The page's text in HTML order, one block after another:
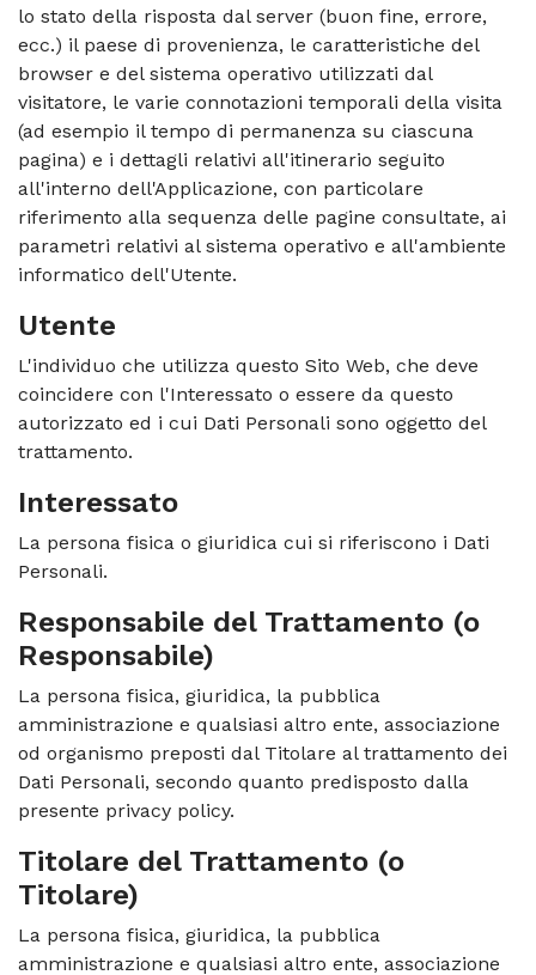
lo stato della risposta dal server (buon fine, errore,
ecc.) il paese di provenienza, le caratteristiche del
browser e del sistema operativo utilizzati dal
visitatore, le varie connotazioni temporali della visita
(ad esempio il tempo di permanenza su ciascuna
pagina) e i dettagli relativi all'itinerario seguito
all'interno dell'Applicazione, con particolare
riferimento alla sequenza delle pagine consultate, ai
parametri relativi al sistema operativo e all'ambiente
informatico dell'Utente.
Utente
L'individuo che utilizza questo Sito Web, che deve
coincidere con l'Interessato o essere da questo
autorizzato ed i cui Dati Personali sono oggetto del
trattamento.
Interessato
La persona fisica o giuridica cui si riferiscono i Dati
Personali.
Responsabile del Trattamento (o
Responsabile)
La persona fisica, giuridica, la pubblica
amministrazione e qualsiasi altro ente, associazione
od organismo preposti dal Titolare al trattamento dei
Dati Personali, secondo quanto predisposto dalla
presente privacy policy.
Titolare del Trattamento (o
Titolare)
La persona fisica, giuridica, la pubblica
amministrazione e qualsiasi altro ente, associazione